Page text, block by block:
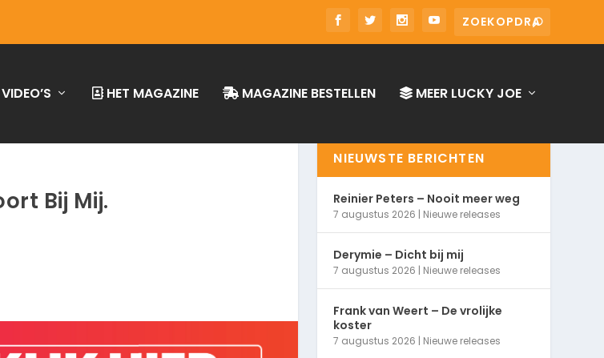
HET MAGAZINE MAGAZINE BESTELLEN MEER LUCKY JOE
Bij Mij.
NIEUWSTE BERICHTEN
Reinier Peters – Nooit meer weg
7 augustus 2026 | Nieuwe releases
Derymie – Dicht bij mij
7 augustus 2026 | Nieuwe releases
Frank van Weert – De vrolijke
koster
7 augustus 2026 | Nieuwe releases